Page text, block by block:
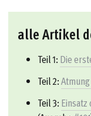
alle Artikel
Teil 1: Die
Teil 2:
Teil 3: